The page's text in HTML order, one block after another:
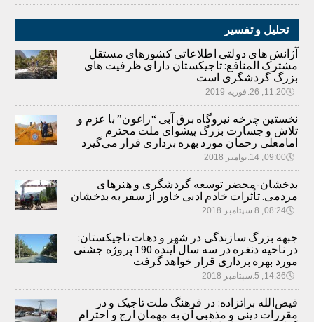
تحلیل و تفسیر
آژانش های دولتی اطلاعاتی کشورهای مستقل
مشترک المنافع: تاجیکستان دارای ظرفیت های
بزرگ گردشگری است
🕔11:20, 26.فوریه 2019
نخستین چرخه نیروگاه برق آبی “راغون” با عزم و
تلاش و جسارت بزرگ پیشوای ملت محترم
امامعلی رحمان مورد بهره برداری قرار می‌گیرد
🕔09:00, 14.نوامبر 2018
بدخشان-محضر توسعه گردشگری و هنرهای
مردمی. تأثرات خادم ادبی خاور از سفر به بدخشان
🕔08:24, 8.سپتامبر 2018
جبهه بزرگ سازندگی در شهر و دهات تاجیکستان:
در ناحیه دنغره در سه سال آینده 190 پروژه جشنی
مورد بهره برداری قرار خواهد گرفت
🕔14:36, 5.سپتامبر 2018
فیض‌الله براتزاده: در فرهنگ ملت تاجیک و در
مقررات دینی و مذهبی آن به مهمان ارج و احترام